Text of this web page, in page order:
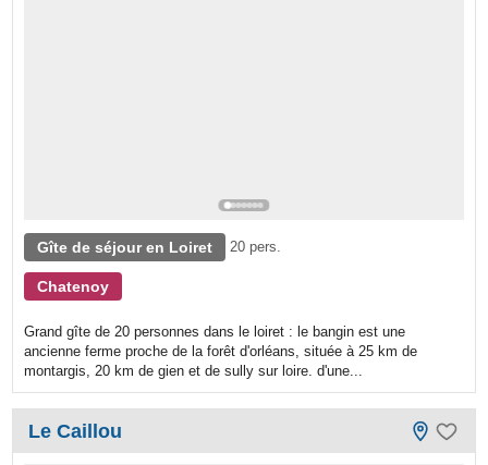
Gîte de séjour en Loiret 20 pers.
Chatenoy
Grand gîte de 20 personnes dans le loiret : le bangin est une
ancienne ferme proche de la forêt d'orléans, située à 25 km de
montargis, 20 km de gien et de sully sur loire. d'une...
Le Caillou